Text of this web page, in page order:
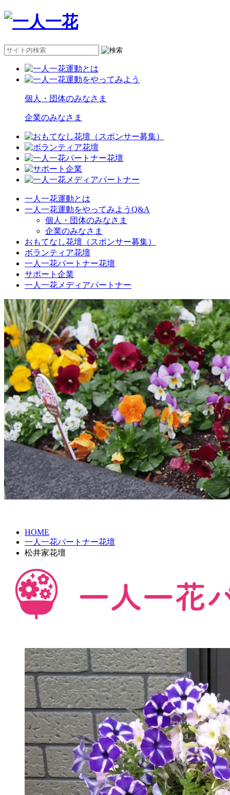
個人・団体のみなさま
企業のみなさま
一人一花運動とは
一人一花運動をやってみようQ&A
個人・団体のみなさま
企業のみなさま
おもてなし花壇（スポンサー募集）
ボランティア花壇
一人一花パートナー花壇
サポート企業
一人一花メディアパートナー
HOME
一人一花パートナー花壇
松井家花壇